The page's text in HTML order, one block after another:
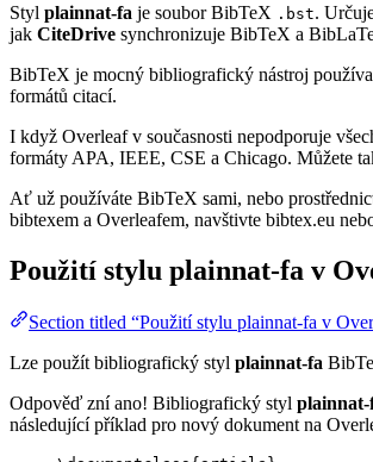
Styl plainnat-fa je soubor BibTeX .bst.
jak CiteDrive synchronizuje BibTeX a
BibTeX je mocný bibliografický nástroj
formátů citací.
I když Overleaf v současnosti nepodporuje
formáty APA, IEEE, CSE a Chicago. Můžete
Ať už používáte BibTeX sami, nebo
bibtexem a Overleafem, navštivte bibtex.eu
Použití stylu plainnat-fa v
Section titled “Použití stylu plainnat-fa v
Lze použít bibliografický styl plainnat-fa
Odpověď zní ano! Bibliografický styl plainnat-
následující příklad pro nový dokument na